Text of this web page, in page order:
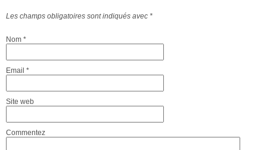
Les champs obligatoires sont indiqués avec *
Nom *
Email *
Site web
Commentez